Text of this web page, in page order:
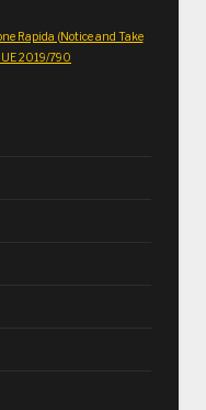
Rapida (Notice and Take
2019/790